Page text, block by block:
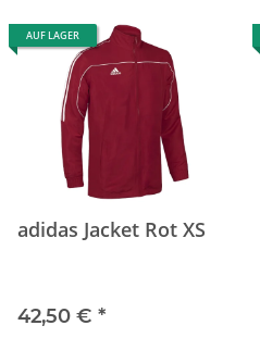
AUF LAGER
adidas Jacket Rot XS
42,50 € *